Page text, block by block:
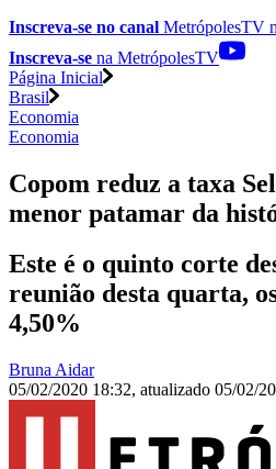
Inscreva-se no canal MetrópolesTV
Inscreva-se na MetrópolesTV
Página Inicial
Brasil
Economia
Economia
Copom reduz a taxa
menor patamar da
Este é o quinto corte
reunião desta quarta,
4,50%
Bruna Aidar
05/02/2020 18:32, atualizado 05/02/